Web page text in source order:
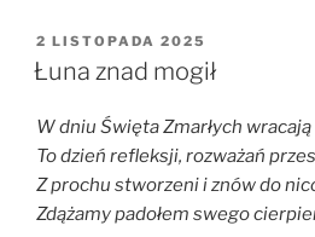
OPUBLIKOWANE
W
2 LISTOPADA 2025
Łuna znad mogił
W dniu Święta Zmarłych
To dzień refleksji, rozważań
Z prochu stworzeni i znów do
Zdążamy padołem swego